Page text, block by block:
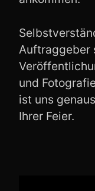
Auftraggeber
und
ist uns
Ihrer Feier.